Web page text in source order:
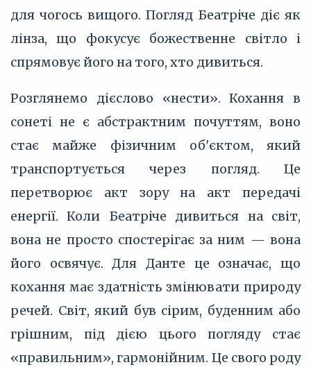
для чогось вищого. Погляд Беатріче діє як
лінза, що фокусує божественне світло і
спрямовує його на того, хто дивиться.
Розглянемо дієслово «нести». Кохання в
сонеті не є абстрактним почуттям, воно
стає майже фізичним об'єктом, який
транспортується через погляд. Це
перетворює акт зору на акт передачі
енергії. Коли Беатріче дивиться на світ,
вона не просто спостерігає за ним — вона
його освячує. Для Данте це означає, що
кохання має здатність змінювати природу
речей. Світ, який був сірим, буденним або
грішним, під дією цього погляду стає
«правильним», гармонійним. Це свого роду